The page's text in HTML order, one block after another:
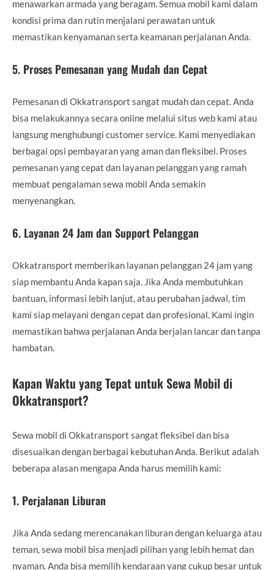
menawarkan armada yang beragam. Semua mobil kami dalam
kondisi prima dan rutin menjalani perawatan untuk
memastikan kenyamanan serta keamanan perjalanan Anda.
5. Proses Pemesanan yang Mudah dan Cepat
Pemesanan di Okkatransport sangat mudah dan cepat. Anda
bisa melakukannya secara online melalui situs web kami atau
langsung menghubungi customer service. Kami menyediakan
berbagai opsi pembayaran yang aman dan fleksibel. Proses
pemesanan yang cepat dan layanan pelanggan yang ramah
membuat pengalaman sewa mobil Anda semakin
menyenangkan.
6. Layanan 24 Jam dan Support Pelanggan
Okkatransport memberikan layanan pelanggan 24 jam yang
siap membantu Anda kapan saja. Jika Anda membutuhkan
bantuan, informasi lebih lanjut, atau perubahan jadwal, tim
kami siap melayani dengan cepat dan profesional. Kami ingin
memastikan bahwa perjalanan Anda berjalan lancar dan tanpa
hambatan.
Kapan Waktu yang Tepat untuk Sewa Mobil di
Okkatransport?
Sewa mobil di Okkatransport sangat fleksibel dan bisa
disesuaikan dengan berbagai kebutuhan Anda. Berikut adalah
beberapa alasan mengapa Anda harus memilih kami:
1. Perjalanan Liburan
Jika Anda sedang merencanakan liburan dengan keluarga atau
teman, sewa mobil bisa menjadi pilihan yang lebih hemat dan
nyaman. Anda bisa memilih kendaraan yang cukup besar untuk